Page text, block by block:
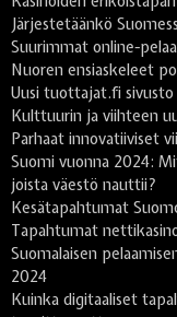
Järjestetäänkö
Suurimmat online-
Nuoren ensiaskeleet
Uusi tuottajat.fi sivusto
Kulttuurin ja viihteen
Parhaat innovatiiviset
Suomi vuonna 2024:
joista väestö nauttii?
Kesätapahtumat
Tapahtumat
Suomalaisen
2024
Kuinka digitaaliset